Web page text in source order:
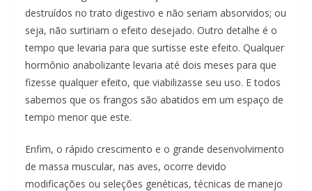
destruídos no trato digestivo e não seriam absorvidos; ou
seja, não surtiriam o efeito desejado. Outro detalhe é o
tempo que levaria para que surtisse este efeito. Qualquer
hormônio anabolizante levaria até dois meses para que
fizesse qualquer efeito, que viabilizasse seu uso. E todos
sabemos que os frangos são abatidos em um espaço de
tempo menor que este.
Enfim, o rápido crescimento e o grande desenvolvimento
de massa muscular, nas aves, ocorre devido
modificações ou seleções genéticas, técnicas de manejo